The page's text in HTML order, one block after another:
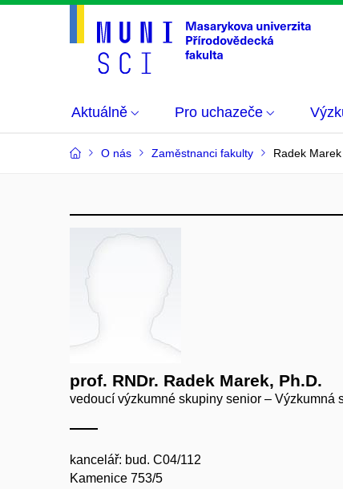
Aktuálně Pro uchazeče
O nás Zaměstnanci fakulty Radek Marek
prof. RNDr. Radek Marek, Ph.D.
vedoucí výzkumné skupiny senior – Výzkumná
kancelář: bud. C04/112
Kamenice 753/5